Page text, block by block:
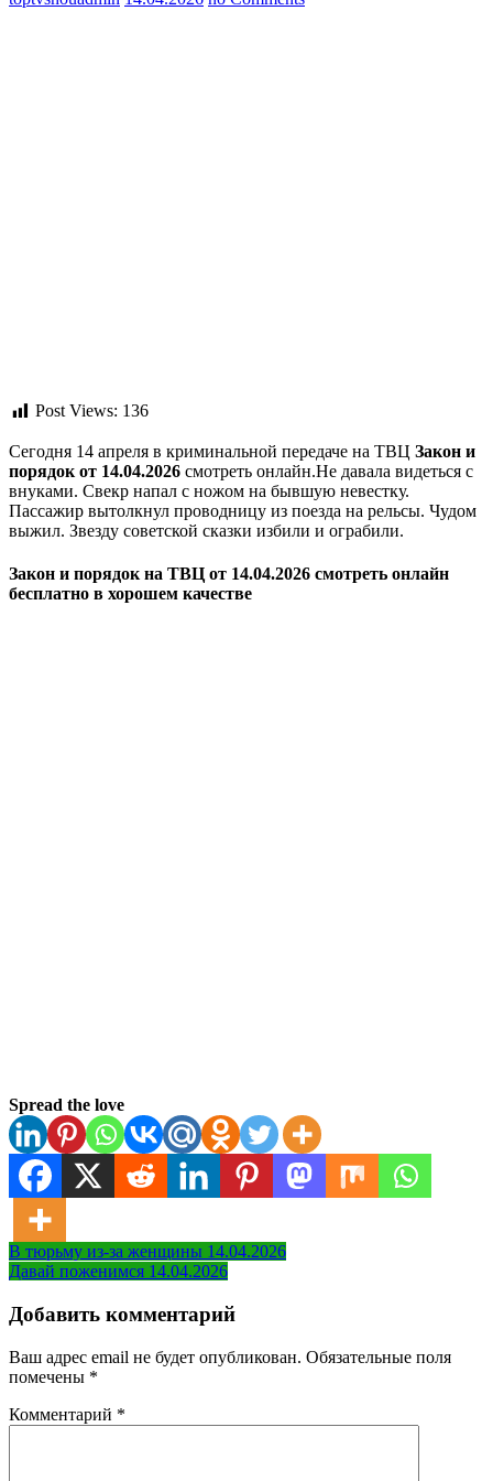
Post Views: 136
Сегодня 14 апреля в криминальной передаче на ТВЦ Закон и
порядок от 14.04.2026 смотреть онлайн.Не давала видеться с
внуками. Свекр напал с ножом на бывшую невестку.
Пассажир вытолкнул проводницу из поезда на рельсы. Чудом
выжил. Звезду советской сказки избили и ограбили.
Закон и порядок на ТВЦ от 14.04.2026 смотреть онлайн
бесплатно в хорошем качестве
Spread the love
Навигация
по
записям
В тюрьму из-за женщины 14.04.2026
Давай поженимся 14.04.2026
Добавить комментарий
Ваш адрес email не будет опубликован. Обязательные поля
помечены *
Комментарий *